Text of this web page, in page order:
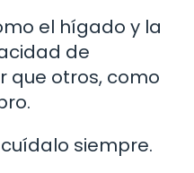
el hígado y la
de
que otros, como
siempre.